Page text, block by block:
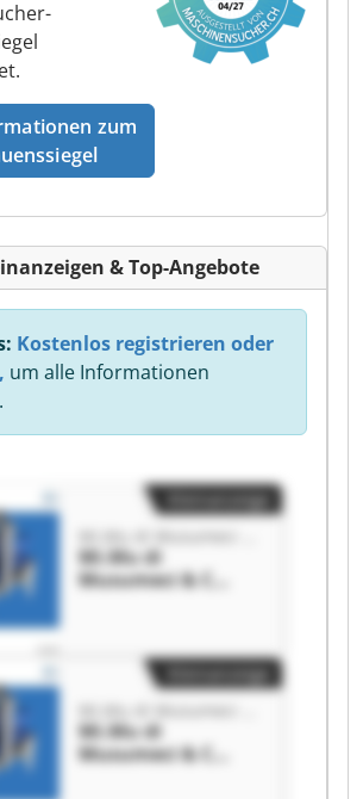
zum
& Top-Angebote
Kostenlos registrieren oder
um alle Informationen
Mi.Mu di
Musumeci & C
Mi.Mu di
Musumeci & C
Kleinanzeige